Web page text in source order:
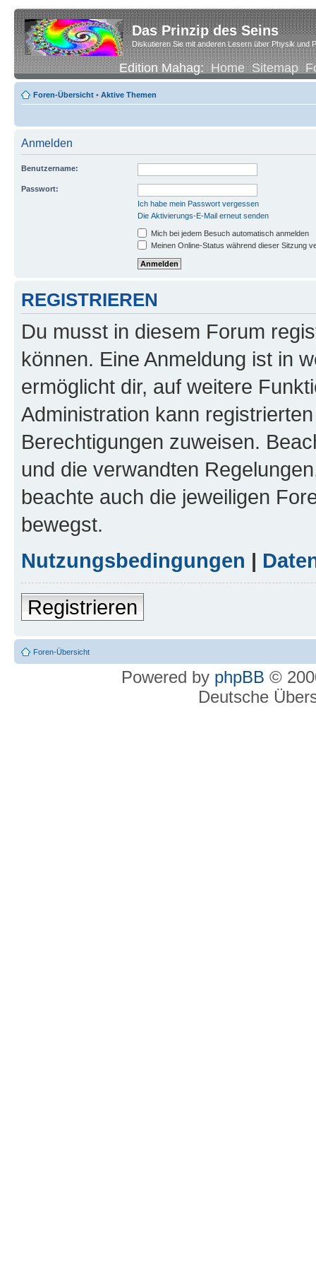
Das Prinzip des Seins
Diskutieren Sie mit anderen Lesern über Physik und
Edition Mahag:Home Sitemap
Foren-Übersicht • Aktive Themen
Anmelden
Benutzername:
Passwort:
Ich habe mein Passwort vergessen
Die Aktivierungs-E-Mail erneut senden
Mich bei jedem Besuch automatisch anmelden
Meinen Online-Status während dieser Sitzung
REGISTRIEREN
Du musst in diesem Forum
können. Eine Anmeldung ist in
ermöglicht dir, auf weitere
Administration kann
Berechtigungen zuweisen.
und die verwandten
beachte auch die jeweiligen
bewegst.
Nutzungsbedingungen |
Registrieren
Foren-Übersicht
Powered by phpBB ©
Deutsche